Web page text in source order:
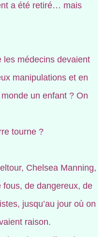
a été retiré… mais
les médecins devaient
manipulations et en
un enfant ? On
tourne ?
Chelsea Manning,
de dangereux, de
jusqu’au jour où on
raison.